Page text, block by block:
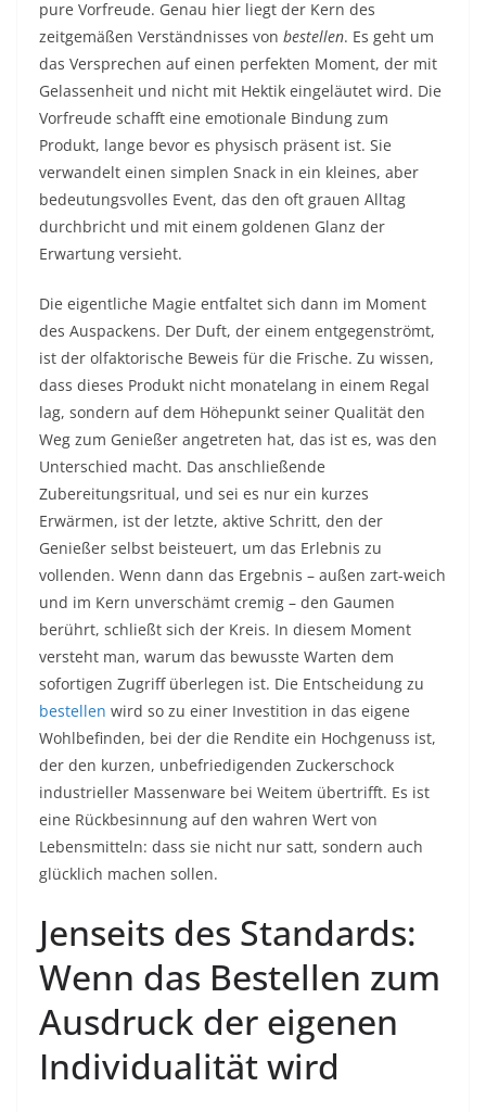
pure Vorfreude. Genau hier liegt der Kern des
zeitgemäßen Verständnisses von bestellen. Es geht um
das Versprechen auf einen perfekten Moment, der mit
Gelassenheit und nicht mit Hektik eingeläutet wird. Die
Vorfreude schafft eine emotionale Bindung zum
Produkt, lange bevor es physisch präsent ist. Sie
verwandelt einen simplen Snack in ein kleines, aber
bedeutungsvolles Event, das den oft grauen Alltag
durchbricht und mit einem goldenen Glanz der
Erwartung versieht.
Die eigentliche Magie entfaltet sich dann im Moment
des Auspackens. Der Duft, der einem entgegenströmt,
ist der olfaktorische Beweis für die Frische. Zu wissen,
dass dieses Produkt nicht monatelang in einem Regal
lag, sondern auf dem Höhepunkt seiner Qualität den
Weg zum Genießer angetreten hat, das ist es, was den
Unterschied macht. Das anschließende
Zubereitungsritual, und sei es nur ein kurzes
Erwärmen, ist der letzte, aktive Schritt, den der
Genießer selbst beisteuert, um das Erlebnis zu
vollenden. Wenn dann das Ergebnis – außen zart-weich
und im Kern unverschämt cremig – den Gaumen
berührt, schließt sich der Kreis. In diesem Moment
versteht man, warum das bewusste Warten dem
sofortigen Zugriff überlegen ist. Die Entscheidung zu
bestellen wird so zu einer Investition in das eigene
Wohlbefinden, bei der die Rendite ein Hochgenuss ist,
der den kurzen, unbefriedigenden Zuckerschock
industrieller Massenware bei Weitem übertrifft. Es ist
eine Rückbesinnung auf den wahren Wert von
Lebensmitteln: dass sie nicht nur satt, sondern auch
glücklich machen sollen.
Jenseits des Standards:
Wenn das Bestellen zum
Ausdruck der eigenen
Individualität wird